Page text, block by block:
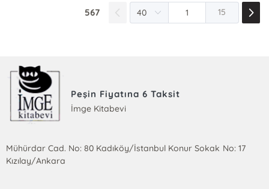
567 15
Peşin Fiyatına 6 Taksit
İmge Kitabevi
Mühürdar Cad. No: 80 Kadıköy/İstanbul Konur Sokak No: 17
Kızılay/Ankara